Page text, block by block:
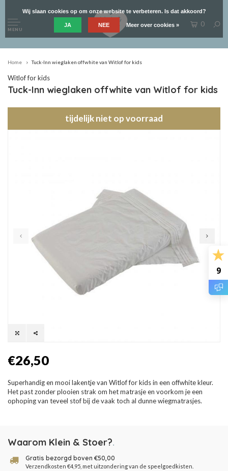
9
MENU
0
Home Tuck-Inn wieglaken offwhite van Witlof for kids
Witlof for kids
Tuck-Inn wieglaken offwhite van Witlof for kids
tijdelijk niet op voorraad
€26,50
Superhandig en mooi lakentje van Witlof for kids in een offwhite kleur.
Het past zonder plooien strak om het matrasje en voorkom je een
ophoping van teveel stof bij de vaak toch al dunne wiegmatrasjes.
Waarom Klein & Stoer?.
Gratis bezorgd boven €50,00
Verzendkosten €4,95, met uitzondering van de speelgoedkisten.
Wij slaan cookies op om onze website te verbeteren. Is dat akkoord?
JA NEE Meer over cookies »